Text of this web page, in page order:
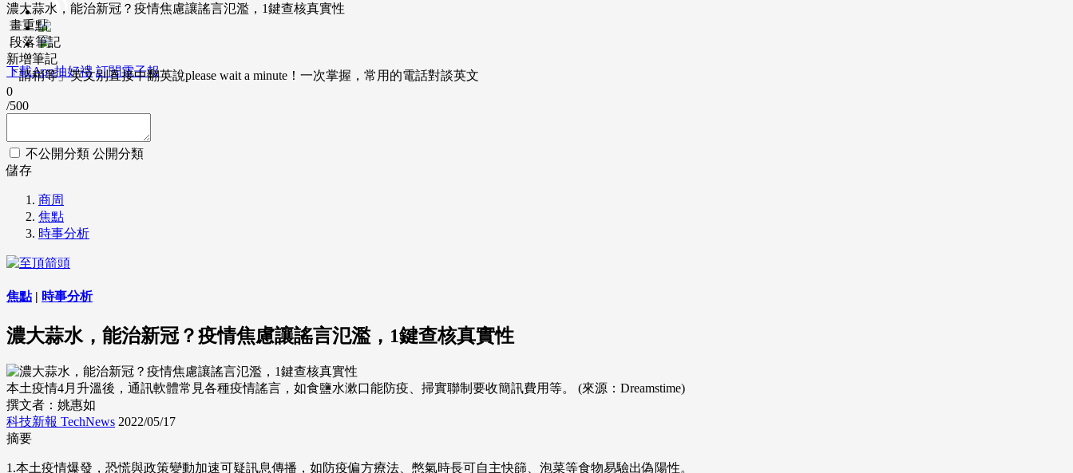
下載App抽好禮 訂閱電子報
濃大蒜水，能治新冠？疫情焦慮讓謠言氾濫，1鍵查核真實性
畫重點
段落筆記
新增筆記
「請稍等」英文別直接中翻英說please wait a minute！一次掌握，常用的電話對談英文
0
/500
不公開分類 公開分類
儲存
商周
焦點
時事分析
焦點| 時事分析
濃大蒜水，能治新冠？疫情焦慮讓謠言氾濫，1鍵查核真實性
本土疫情4月升溫後，通訊軟體常見各種疫情謠言，如食鹽水漱口能防疫、掃實聯制要收簡訊費用等。 (來源：Dreamstime)
撰文者：姚惠如
科技新報 TechNews 2022/05/17
摘要
1.本土疫情爆發，恐慌與政策變動加速可疑訊息傳播，如防疫偏方療法、憋氣時長可自主快篩、泡菜等食物易驗出偽陽性。